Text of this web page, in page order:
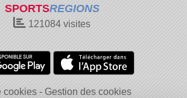
SPORTSREGIONS
121084 visites
cookies Gestion des cookies